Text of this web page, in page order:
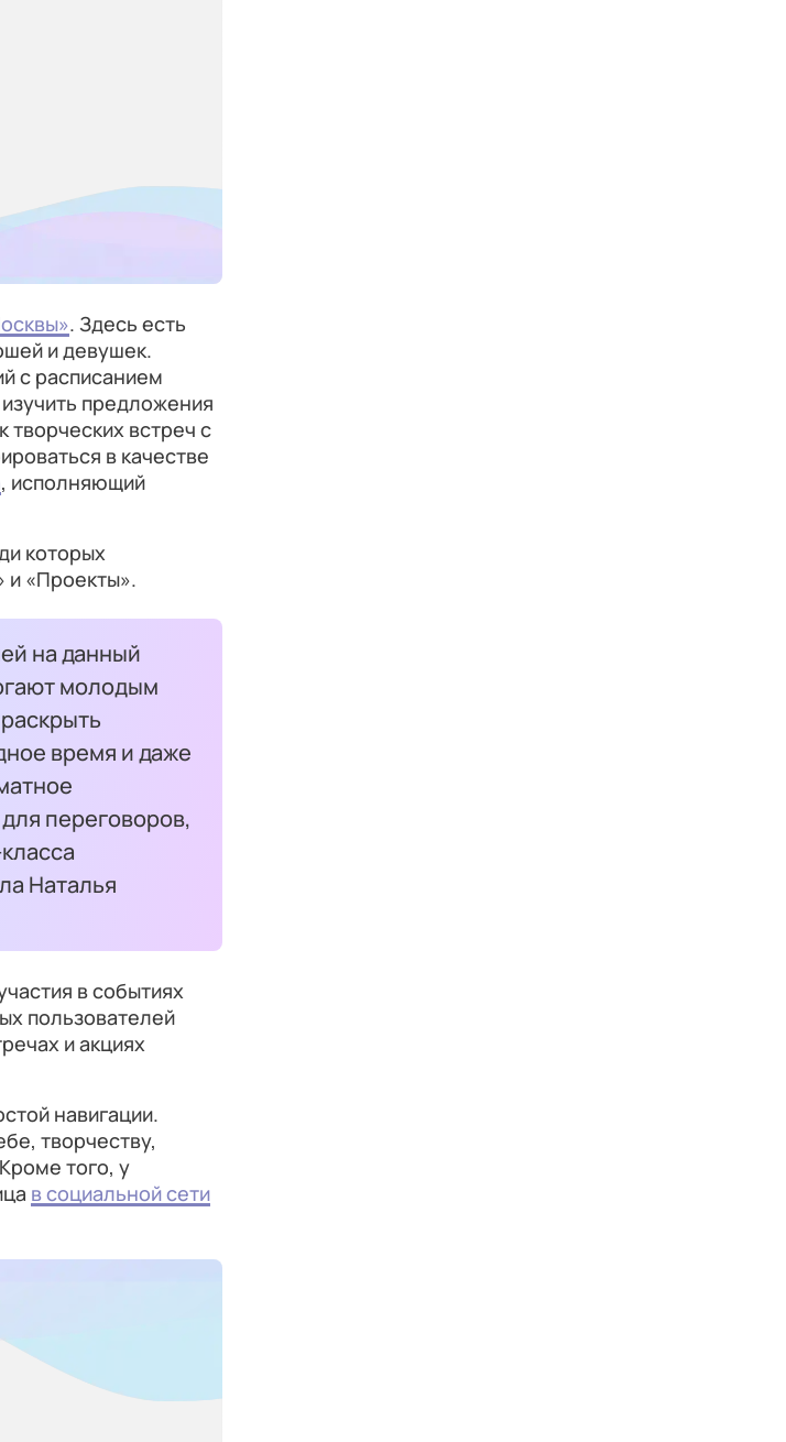
. Здесь есть
и девушек.
с расписанием
предложения
творческих встреч с
в качестве
, исполняющий
которых
и «Проекты».
на данный
молодым
время и даже
переговоров,
Наталья
в событиях
пользователей
и акциях
навигации.
творчеству,
того, у
в социальной сети